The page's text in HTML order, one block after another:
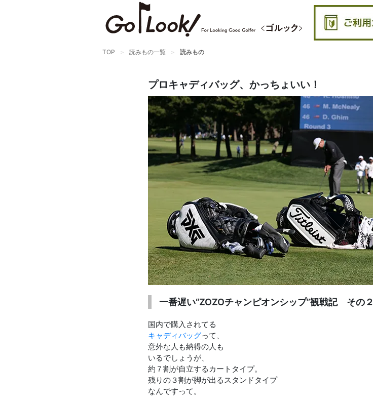
TOP 読みもの一覧 読みもの
プロキャディバッグ、かっちょいい！
一番遅い“ZOZOチャンピオンシップ”観戦記 その２
国内で購入されてる
キャディバッグって、
意外な人も納得の人も
いるでしょうが、
約７割が自立するカートタイプ。
残りの３割が脚が出るスタンドタイプ
なんですって。
×
GO/LOOK! からのお知らせ
（受信設定）
まだご登録でない方はぜひ！
店長ジャック厳選の新作商品情報をいち早くお届
編集部セレクトのスタイル提案・お得情報（ダイ
カートに残っている商品のお知らせ（買い忘れ通
いつでもメール内のリンクから配信停止できます